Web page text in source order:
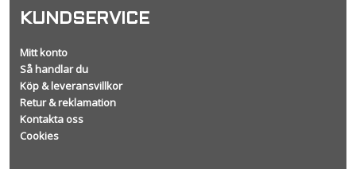
KUNDSERVICE
Mitt konto
Så handlar du
Köp & leveransvillkor
Retur & reklamation
Kontakta oss
Cookies